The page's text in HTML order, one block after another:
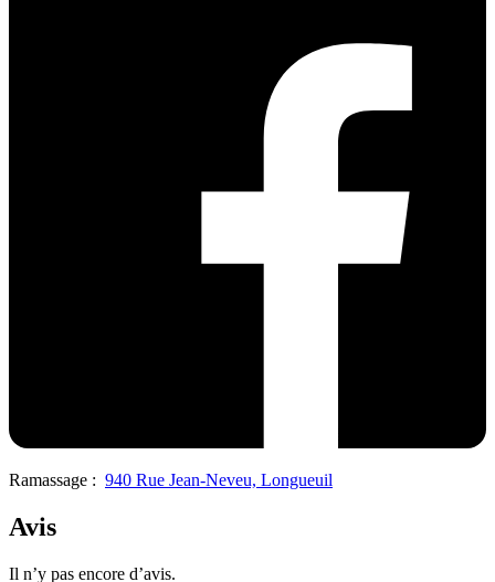
Ramassage : 940 Rue Jean-Neveu, Longueuil
Avis
Il n’y pas encore d’avis.